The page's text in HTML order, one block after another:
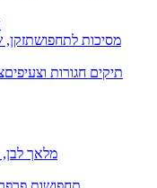
מסיכות לתחפושתזקן,
תיקים חגורות וצעיפים
מלאך